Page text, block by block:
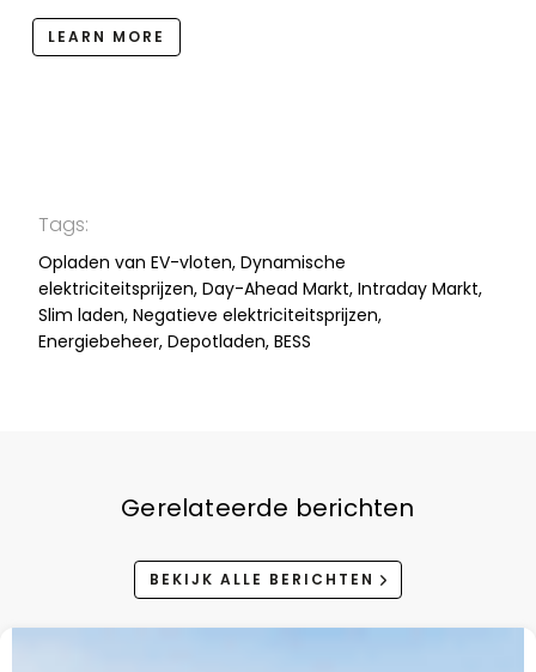
LEARN MORE
Tags:
Opladen van EV-vloten, Dynamische
elektriciteitsprijzen, Day-Ahead Markt, Intraday Markt,
Slim laden, Negatieve elektriciteitsprijzen,
Energiebeheer, Depotladen, BESS
Gerelateerde berichten
BEKIJK ALLE BERICHTEN